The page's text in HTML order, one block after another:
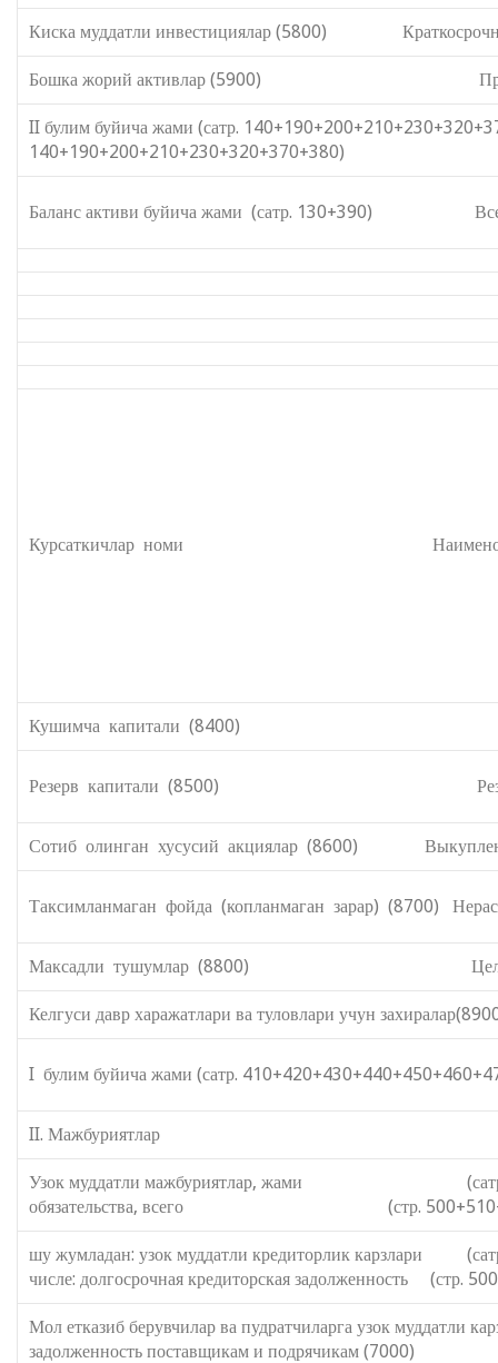
Киска муддатли инвестициялар (5800)
Бошка жорий активлар (5900) Прочие
II булим буйича жами (сатр.
140+190+200+210+230+320+370+380)
Баланс активи буйича жами (сатр. 130+390) Всего
Курсаткичлар номи Наименование
Кушимча капитали (8400)
Резерв капитали (8500) Резервный
Сотиб олинган хусусий акциялар (8600)
Таксимланмаган фойда (копланмаган зарар) (8700)
Максадли тушумлар (8800) Целевые
Келгуси давр харажатлари ва туловлари учун
I булим буйича жами (сатр.
II. Мажбуриятлар II.
Узок муддатли мажбуриятлар, жами (сатр.
обязательства, всего (стр.
шу жумладан: узок муддатли
числе: долгосрочная кредиторская задолженность (стр.
Мол етказиб берувчилар ва
задолженность поставщикам и подрячикам (7000)